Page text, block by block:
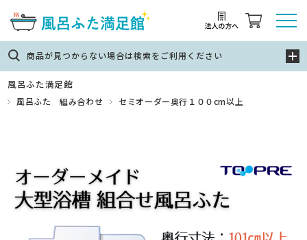
商品が見つからない場合は検索をご利用ください
風呂ふた満足館
風呂ふた 組み合わせ セミオーダー奥行１００cm以上